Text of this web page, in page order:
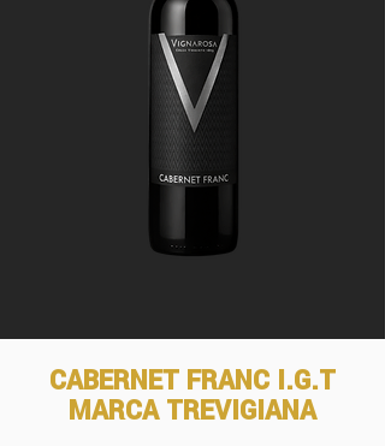
CABERNET FRANC I.G.T
MARCA TREVIGIANA